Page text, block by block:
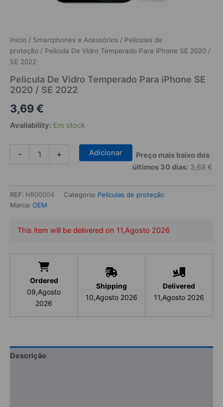
Início / Smartphones e Acessórios / Películas de
proteção / Pelicula De Vidro Temperado Para iPhone SE 2020 /
SE 2022
Pelicula De Vidro Temperado Para iPhone SE
2020 / SE 2022
3,69 €
Availability: Em stock
-
Vidro
Temperado
Para
SE
+ Adicionar
Preço mais baixo dos
últimos 30 dias: 3,69€
REF: NR00004 Categoria: Películas de proteção
Marca: OEM
This item will be delivered on 11,Agosto 2026
Ordered
09,Agosto
2026
Shipping
10,Agosto 2026
Delivered
11,Agosto 2026
Descrição